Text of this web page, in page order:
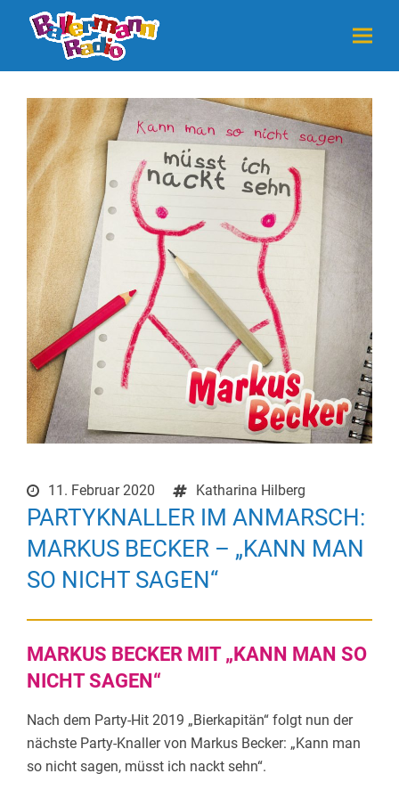
11. Februar 2020 Katharina Hilberg
PARTYKNALLER IM ANMARSCH:
MARKUS BECKER – „KANN MAN
SO NICHT SAGEN“
MARKUS BECKER MIT „KANN MAN SO
NICHT SAGEN“
Nach dem Party-Hit 2019 „Bierkapitän“ folgt nun der
nächste Party-Knaller von Markus Becker: „Kann man
so nicht sagen, müsst ich nackt sehn“.